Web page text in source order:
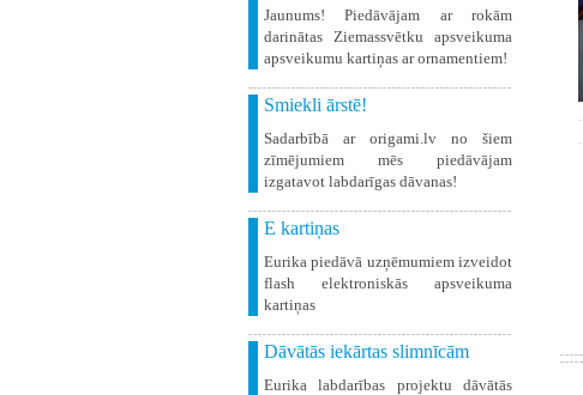
Jaunums! Piedāvājam ar rokām
darinātas Ziemassvētku apsveikuma
apsveikumu kartiņas ar ornamentiem!
Smiekli ārstē!
Sadarbībā ar origami.lv no šiem
zīmējumiem mēs piedāvājam
izgatavot labdarīgas dāvanas!
E kartiņas
Eurika piedāvā uzņēmumiem izveidot
flash elektroniskās apsveikuma
kartiņas
Dāvātās iekārtas slimnīcām
Eurika labdarības projektu dāvātās